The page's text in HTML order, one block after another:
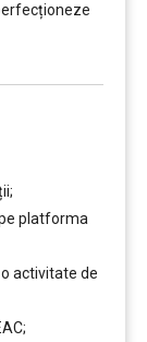
platforma
activitate de